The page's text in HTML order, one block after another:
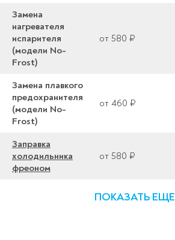
Замена
нагревателя
испарителя
(модели No-
Frost)
от 580 ₽
Замена плавкого
предохранителя
(модели No-
Frost)
от 460 ₽
Заправка
холодильника
фреоном
от 580 ₽
ПОКАЗАТЬ ЕЩЕ